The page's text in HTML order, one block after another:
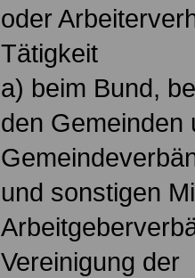
oder
Tätigkeit
a) beim Bund,
den Gemeinden
und sonstigen
Vereinigung der